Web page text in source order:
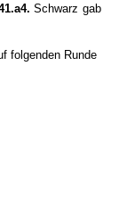
Schwarz gab
folgenden Runde